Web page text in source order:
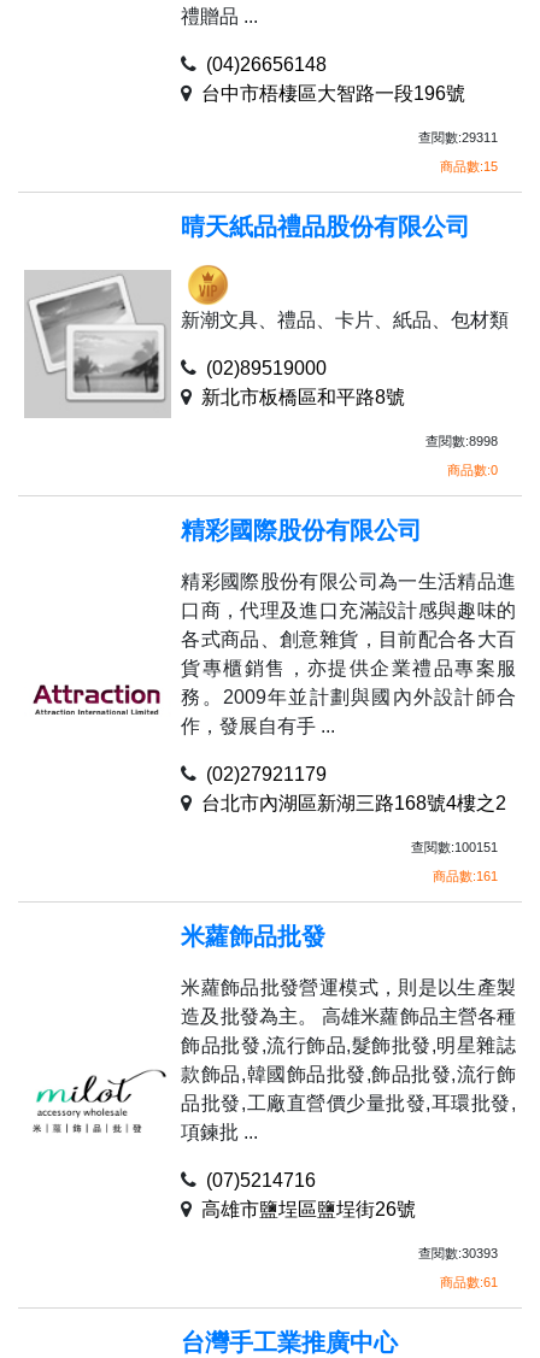
禮贈品 ...
(04)26656148
台中市梧棲區大智路一段196號
查閱數:29311
商品數:15
晴天紙品禮品股份有限公司
新潮文具、禮品、卡片、紙品、包材類
(02)89519000
新北市板橋區和平路8號
查閱數:8998
商品數:0
精彩國際股份有限公司
精彩國際股份有限公司為一生活精品進
口商，代理及進口充滿設計感與趣味的
各式商品、創意雜貨，目前配合各大百
貨專櫃銷售，亦提供企業禮品專案服
務。2009年並計劃與國內外設計師合
作，發展自有手 ...
(02)27921179
台北市內湖區新湖三路168號4樓之2
查閱數:100151
商品數:161
米蘿飾品批發
米蘿飾品批發營運模式，則是以生產製
造及批發為主。 高雄米蘿飾品主營各種
飾品批發,流行飾品,髮飾批發,明星雜誌
款飾品,韓國飾品批發,飾品批發,流行飾
品批發,工廠直營價少量批發,耳環批發,
項鍊批 ...
(07)5214716
高雄市鹽埕區鹽埕街26號
查閱數:30393
商品數:61
台灣手工業推廣中心